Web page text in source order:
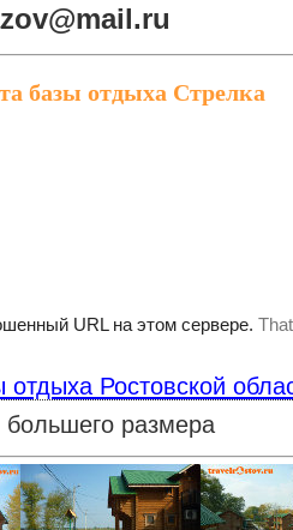
базы отдыха Стрелка
отдыха Ростовской
большего размера